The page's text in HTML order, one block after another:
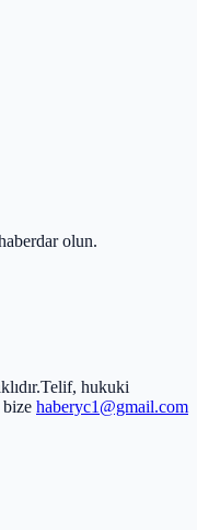
olun.
Telif, hukuki
bize haberyc1@gmail.com